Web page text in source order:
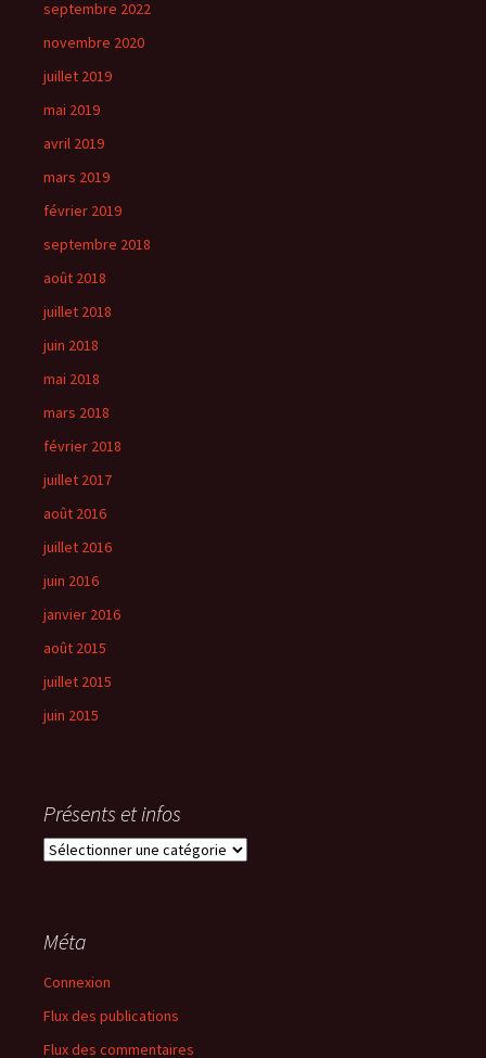
septembre 2022
novembre 2020
juillet 2019
mai 2019
avril 2019
mars 2019
février 2019
septembre 2018
août 2018
juillet 2018
juin 2018
mai 2018
mars 2018
février 2018
juillet 2017
août 2016
juillet 2016
juin 2016
janvier 2016
août 2015
juillet 2015
juin 2015
Présents et infos
Présents
Méta
Connexion
Flux des publications
Flux des commentaires